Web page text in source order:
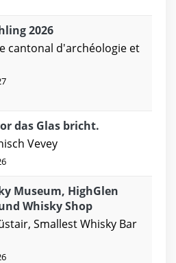
2026
cantonal d'archéologie et
das Glas bricht.
Vevey
Museum, HighGlen
Whisky Shop
Smallest Whisky Bar